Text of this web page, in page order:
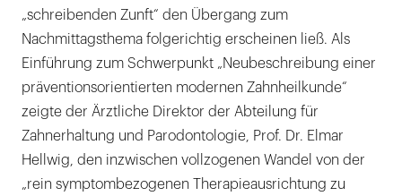
„schreibenden Zunft“ den Übergang zum
Nachmittagsthema folgerichtig erscheinen ließ. Als
Einführung zum Schwerpunkt „Neubeschreibung einer
präventionsorientierten modernen Zahnheilkunde“
zeigte der Ärztliche Direktor der Abteilung für
Zahnerhaltung und Parodontologie, Prof. Dr. Elmar
Hellwig, den inzwischen vollzogenen Wandel von der
„rein symptombezogenen Therapieausrichtung zu